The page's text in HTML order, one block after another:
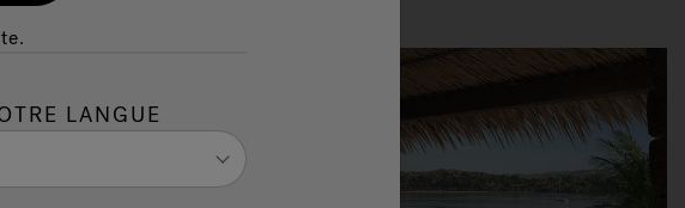
LANGUE